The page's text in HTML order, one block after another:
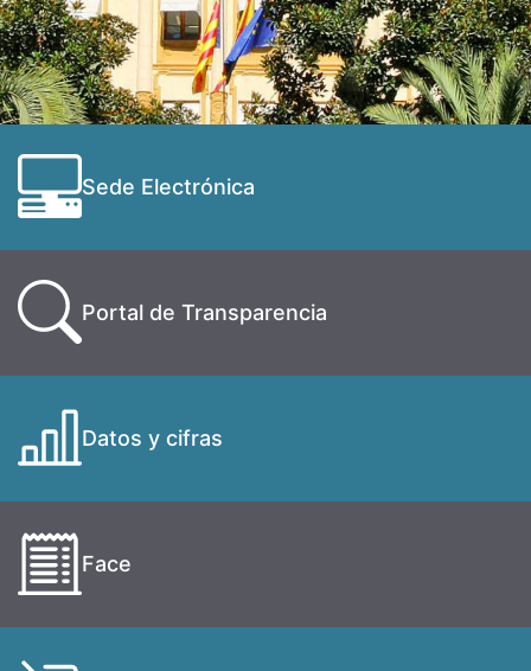
Sede Electrónica
Portal de Transparencia
Datos y cifras
Face